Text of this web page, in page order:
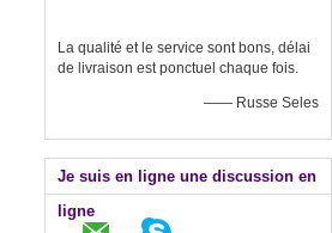
La qualité et le service sont bons, délai
de livraison est ponctuel chaque fois.
—— Russe Seles
Je suis en ligne une discussion en
ligne